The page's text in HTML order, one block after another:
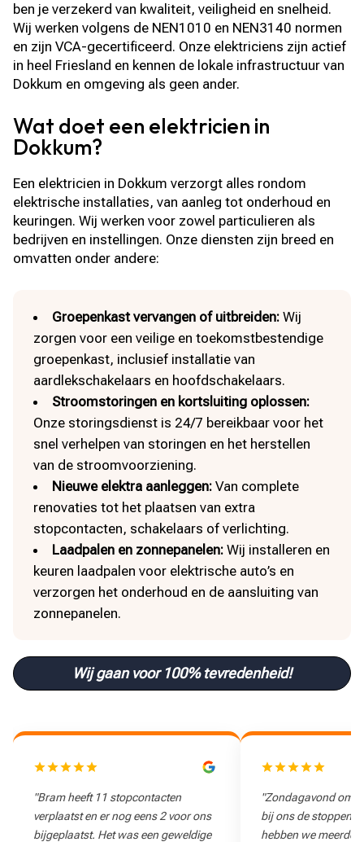
ben je verzekerd van kwaliteit, veiligheid en snelheid.
Wij werken volgens de NEN1010 en NEN3140 normen
en zijn VCA-gecertificeerd. Onze elektriciens zijn actief
in heel Friesland en kennen de lokale infrastructuur van
Dokkum en omgeving als geen ander.
Wat doet een elektricien in
Dokkum?
Een elektricien in Dokkum verzorgt alles rondom
elektrische installaties, van aanleg tot onderhoud en
keuringen. Wij werken voor zowel particulieren als
bedrijven en instellingen. Onze diensten zijn breed en
omvatten onder andere:
Groepenkast vervangen of uitbreiden: Wij
zorgen voor een veilige en toekomstbestendige
groepenkast, inclusief installatie van
aardlekschakelaars en hoofdschakelaars.
Stroomstoringen en kortsluiting oplossen:
Onze storingsdienst is 24/7 bereikbaar voor het
snel verhelpen van storingen en het herstellen
van de stroomvoorziening.
Nieuwe elektra aanleggen: Van complete
renovaties tot het plaatsen van extra
stopcontacten, schakelaars of verlichting.
Laadpalen en zonnepanelen: Wij installeren en
keuren laadpalen voor elektrische auto’s en
verzorgen het onderhoud en de aansluiting van
zonnepanelen.
Wij gaan voor 100% tevredenheid!
"Zondagavond om 21:00 uur sloegen
bij ons de stoppen eruit. Via Google
hebben we meerdere elektriciens
"Snelle reactie op
denken goed mee